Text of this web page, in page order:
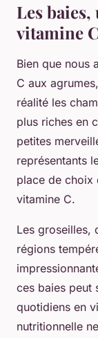
Les baies,
vitamine C
Bien que nous
C aux
réalité les
plus riches en
petites
représentants
place de choix
vitamine C.
Les groseilles,
régions
ces baies peut
quotidiens en
nutritionnelle